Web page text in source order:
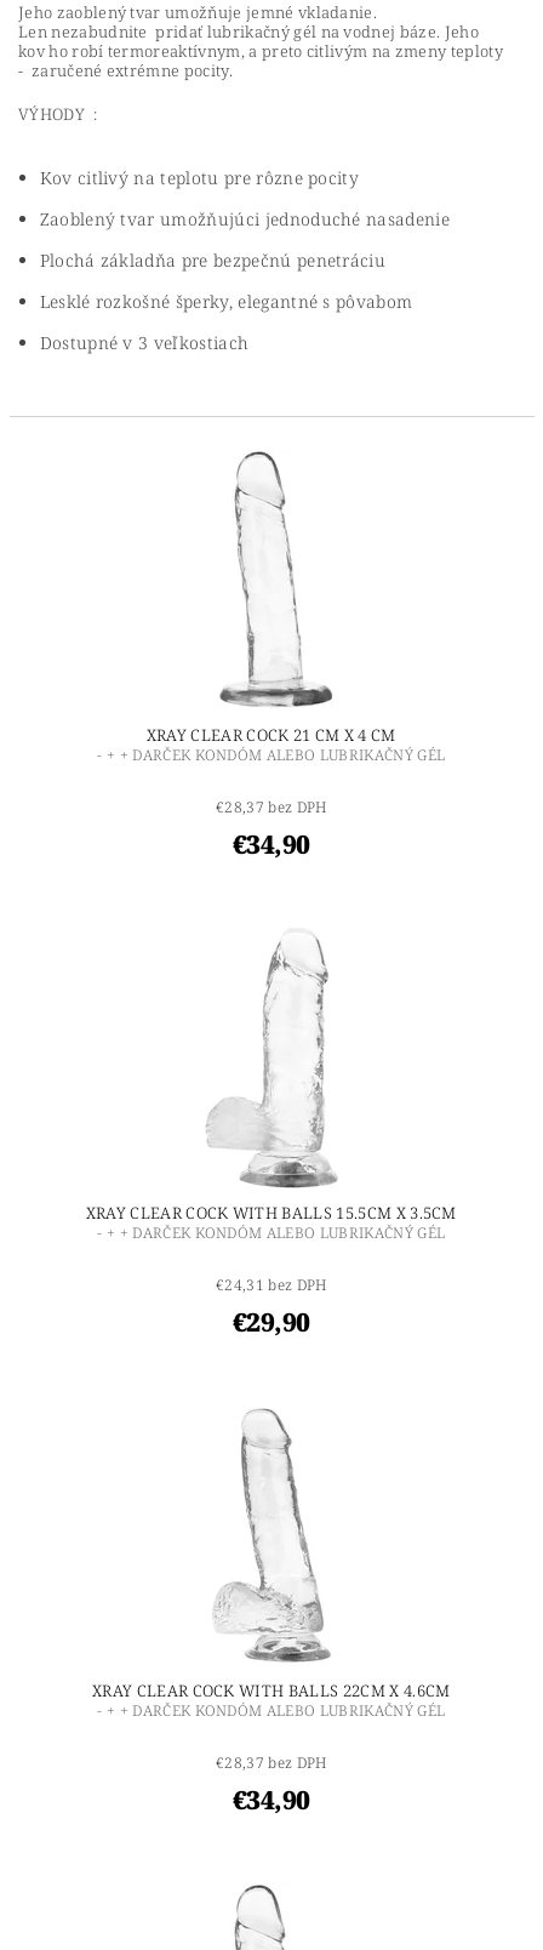
Jeho zaoblený tvar umožňuje jemné vkladanie.
Lennezabudnitepridať lubrikačný gél na vodnej báze. Jeho
kovho robí termoreaktívnym, a preto citlivým na zmeny teploty
- zaručené extrémne pocity.
VÝHODY:
Kov citlivý na teplotu pre rôzne pocity
Zaoblený tvar umožňujúci jednoduché nasadenie
Plochá základňa pre bezpečnú penetráciu
Lesklé rozkošné šperky, elegantné s pôvabom
Dostupné v 3 veľkostiach
XRAY CLEAR COCK 21 CM X 4 CM
- + + DARČEK KONDÓM ALEBO LUBRIKAČNÝ GÉL
€28,37 bez DPH
€34,90
XRAY CLEAR COCK WITH BALLS 15.5CM X 3.5CM
- + + DARČEK KONDÓM ALEBO LUBRIKAČNÝ GÉL
€24,31 bez DPH
€29,90
XRAY CLEAR COCK WITH BALLS 22CM X 4.6CM
- + + DARČEK KONDÓM ALEBO LUBRIKAČNÝ GÉL
€28,37 bez DPH
€34,90